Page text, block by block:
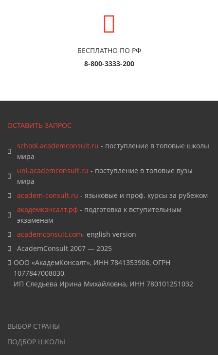
БЕСПЛАТНО ПО РФ
8-800-3333-200
ОСТАВИТЬ ЗАПРОС
school.academconsult.ru - поступление в топовые школы
мира
uni.academconsult.ru - поступление в топовые вузы
мира
academ-consult.ru - языковые и проф. курсы за рубежом
академконсалт.рф- подготовка к вступительным
экзаменам
academconsult.com- english version
AcademConsult 2007 — 2025
ООО «АкадемКонсалт», ИНН 7841353906, ОГРН
1077847008030,
ИП Следьева Ирина Михайловна, ИНН 780101251032
ВЫБОР СТРАНЫ
ПОДБОР ШКОЛЫ